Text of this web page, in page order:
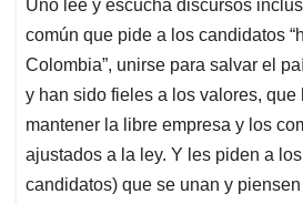
s
A
p
p
b
o
o
k
e
d
I
n
l
a
d
s
Uno lee y escucha discursos
común que pide a los candidatos
Colombia”, unirse para salvar el
y han sido fieles a los valores, que
mantener la libre empresa y los
ajustados a la ley. Y les piden a
candidatos) que se unan y